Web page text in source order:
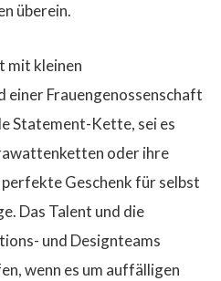
überein.
mit kleinen
einer Frauengenossenschaft
Statement-Kette, sei es
oder ihre
Geschenk für selbst
Das Talent und die
und Designteams
wenn es um auffälligen